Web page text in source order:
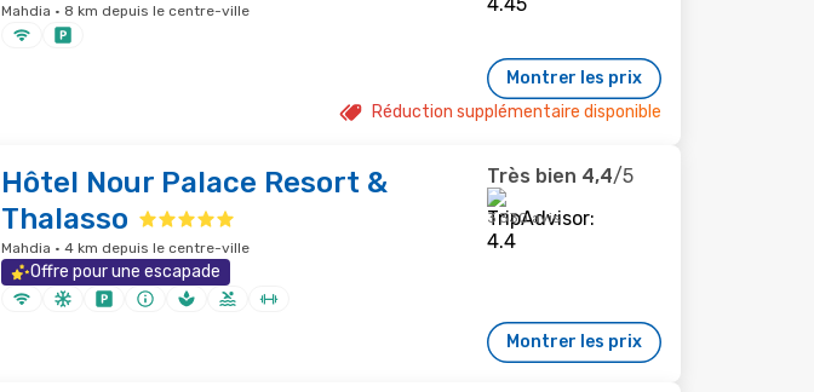
Mahdia · 8 km depuis le centre-ville
Montrer les prix
Réduction supplémentaire disponible
Hôtel Nour Palace Resort &
Thalasso
Mahdia · 4 km depuis le centre-ville
Offre pour une escapade
Très bien 4,4/5
3 330 avis
Montrer les prix